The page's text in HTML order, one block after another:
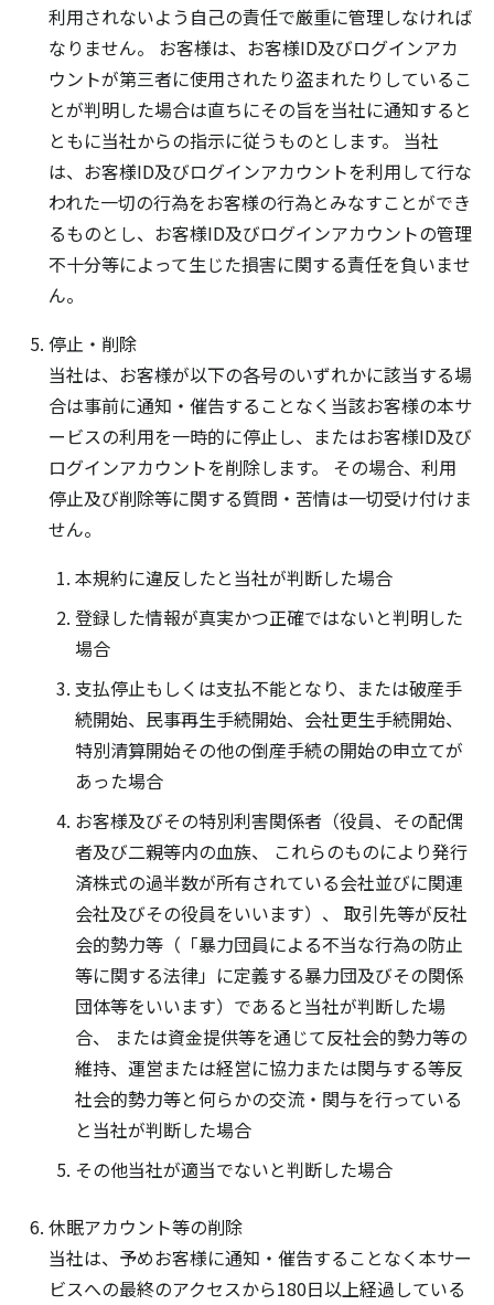
利用されないよう自己の責任で厳重に管理しなければ
なりません。 お客様は、お客様ID及びログインアカ
ウントが第三者に使用されたり盗まれたりしているこ
とが判明した場合は直ちにその旨を当社に通知すると
ともに当社からの指示に従うものとします。 当社
は、お客様ID及びログインアカウントを利用して行な
われた一切の行為をお客様の行為とみなすことができ
るものとし、お客様ID及びログインアカウントの管理
不十分等によって生じた損害に関する責任を負いませ
ん。
停止・削除
当社は、お客様が以下の各号のいずれかに該当する場
合は事前に通知・催告することなく当該お客様の本サ
ービスの利用を一時的に停止し、またはお客様ID及び
ログインアカウントを削除します。 その場合、利用
停止及び削除等に関する質問・苦情は一切受け付けま
せん。
本規約に違反したと当社が判断した場合
登録した情報が真実かつ正確ではないと判明した
場合
支払停止もしくは支払不能となり、または破産手
続開始、民事再生手続開始、会社更生手続開始、
特別清算開始その他の倒産手続の開始の申立てが
あった場合
お客様及びその特別利害関係者（役員、その配偶
者及び二親等内の血族、 これらのものにより発行
済株式の過半数が所有されている会社並びに関連
会社及びその役員をいいます）、 取引先等が反社
会的勢力等（「暴力団員による不当な行為の防止
等に関する法律」に定義する暴力団及びその関係
団体等をいいます）であると当社が判断した場
合、 または資金提供等を通じて反社会的勢力等の
維持、運営または経営に協力または関与する等反
社会的勢力等と何らかの交流・関与を行っている
と当社が判断した場合
その他当社が適当でないと判断した場合
休眠アカウント等の削除
当社は、予めお客様に通知・催告することなく本サー
ビスへの最終のアクセスから180日以上経過している